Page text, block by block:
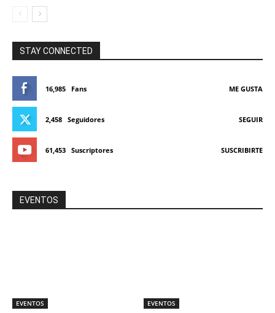
STAY CONNECTED
16,985 Fans ME GUSTA
2,458 Seguidores SEGUIR
61,453 Suscriptores SUSCRIBIRTE
EVENTOS
EVENTOS EVENTOS